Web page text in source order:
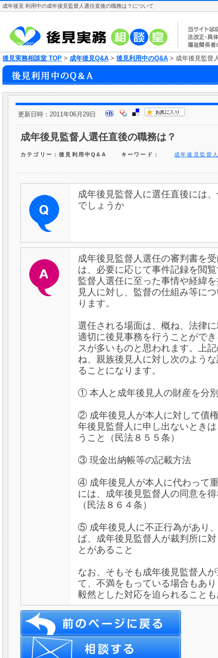
成年後見 利用中の成年後見監督人選任直後の職務は？について
後見実務相談室 TOP > 成年後見Q&A > 後見利用中のQ&A > 成年後見監督
更新日時：2011年06月29日
成年後見監督人選任直後の職務は？
カテゴリー：後見利用中Q&A キーワード： 成年後見監督
成年後見監督人に選任直後には
でしょうか
成年後見監督人選任の審判書を
は、必要に応じて事件記録を閲
監督人選任に至った事情や経緯
見人に対し、監督の仕組み等に
ります。
選任される場面は、概ね、法律
適切に後見事務を行うことがで
スが多いものと思われます。上
ね、親族後見人に対し次のよう
ることになります。
① 本人と成年後見人の財産を分
② 成年後見人が本人に対して債
年後見監督人に申し出ないとき
うこと（民法８５５条）
③ 現金出納帳等の記載方法
④ 成年後見人が本人に代わって
には、成年後見監督人の同意を
（民法８６４条）
⑤ 成年後見人に不正行為があり
ば、成年後見監督人が裁判所に
とがあること
なお、そもそも成年後見監督人
て、不満をもっている場合もあ
毅然とした対応を迫られること